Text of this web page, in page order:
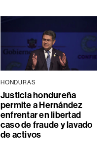
HONDURAS
Justicia hondureña
permite a Hernández
enfrentar en libertad
caso de fraude y lavado
de activos